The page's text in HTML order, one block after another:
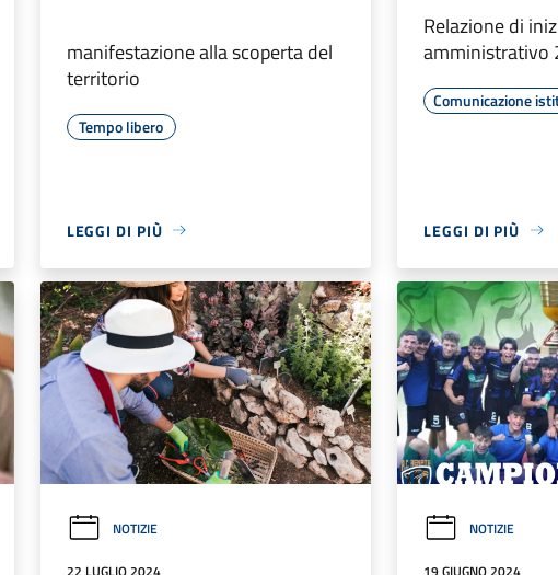
manifestazione alla scoperta del
territorio
Tempo libero
LEGGI DI PIÙ
Relazione di
amministrativo
Comunicazione
LEGGI DI PIÙ
NOTIZIE NOTIZIE